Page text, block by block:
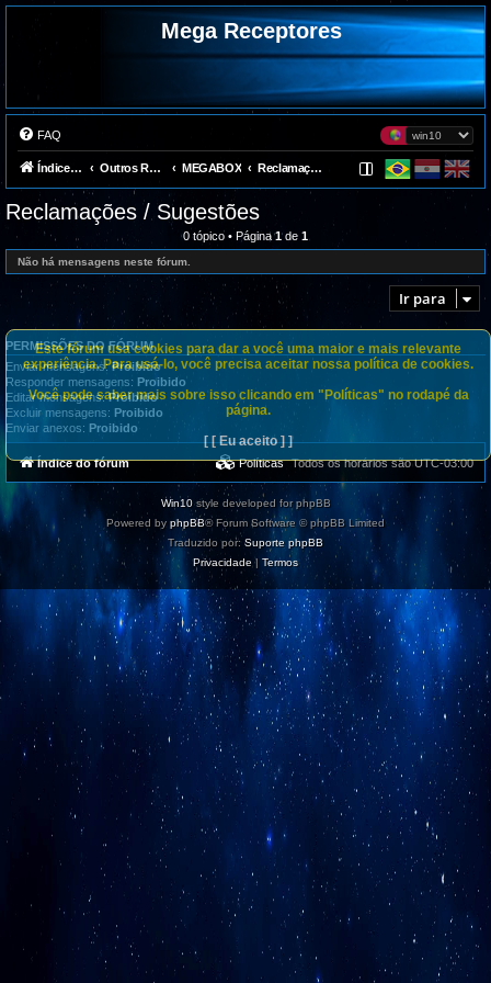
Mega Receptores
FAQ
Índice do fórum Outros Receptores MEGABOX Reclamações / Sugestões
Reclamações / Sugestões
0 tópico • Página1de 1
Não há mensagens neste fórum.
Ir para
PERMISSÕES DO FÓRUM
Enviar mensagens:Proibido
Responder mensagens: Proibido
Editar mensagens:Proibido
Excluir mensagens: Proibido
Enviar anexos: Proibido
Este fórum usa cookies para dar a você uma maior e mais relevante
experiência. Para usá-lo, você precisa aceitar nossa política de cookies.
Você pode saber mais sobre isso clicando em "Políticas" no rodapé da
página.
[ [ Eu aceito ] ]
Índice do fórum Todos os horários sãoUTC-03:00
Políticas
Win10style developed for phpBB
Powered by phpBB® Forum Software © phpBB Limited
Traduzido por: Suporte phpBB
Privacidade | Termos